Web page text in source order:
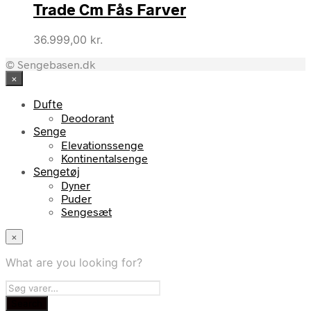
Trade Cm Fås Farver
36.999,00 kr.
© Sengebasen.dk
×
Dufte
Deodorant
Senge
Elevationssenge
Kontinentalsenge
Sengetøj
Dyner
Puder
Sengesæt
×
What are you looking for?